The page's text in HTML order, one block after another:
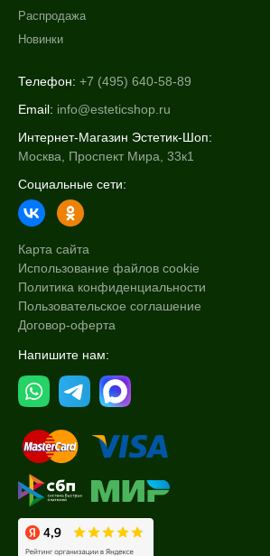
Распродажа
Новинки
Телефон: +7 (495) 640-58-89
Email: info@esteticshop.ru
Интернет-Магазин Эстетик-Шоп:
Москва, Проспект Мира, 33к1
Социальные сети:
Карта сайта
Использование файлов cookie
Политика конфиденциальности
Пользовательское соглашение
Договор-оферта
Напишите нам: